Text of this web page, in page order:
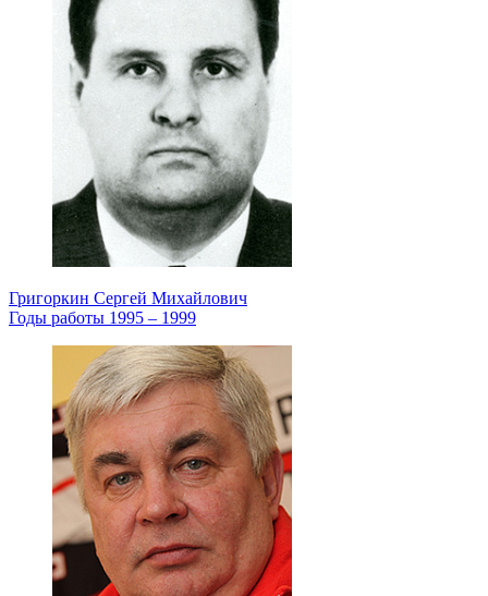
Григоркин Сергей Михайлович
Годы работы 1995 – 1999